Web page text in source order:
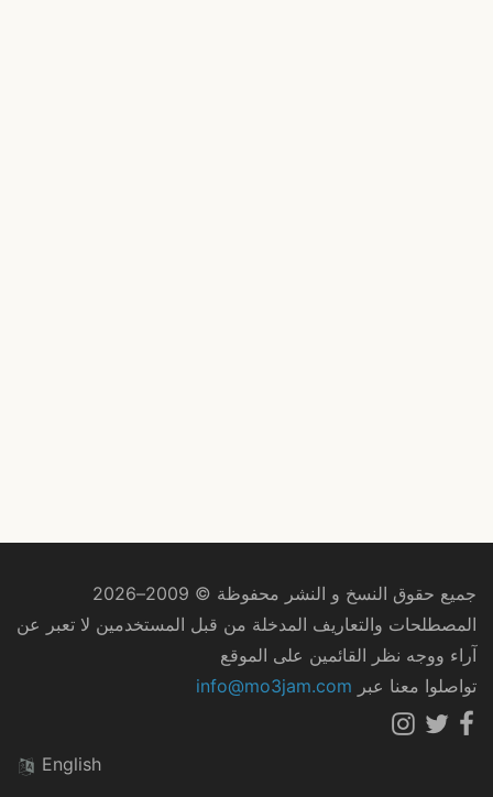
جميع حقوق النسخ و النشر محفوظة © 2009–2026
المصطلحات والتعاريف المدخلة من قبل المستخدمين لا تعبر عن
آراء ووجه نظر القائمين على الموقع
تواصلوا معنا عبر info@mo3jam.com
English